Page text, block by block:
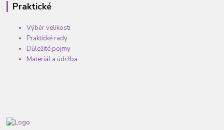
Praktické
Výběr velikosti
Praktické rady
Důležité pojmy
Materiál a údržba